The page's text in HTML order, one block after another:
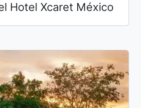
Hotel Xcaret México